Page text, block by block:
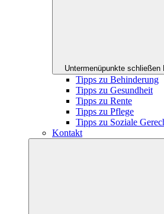
Untermenüpunkte schließen
Tipps zu Behinderung
Tipps zu Gesundheit
Tipps zu Rente
Tipps zu Pflege
Tipps zu Soziale
Kontakt